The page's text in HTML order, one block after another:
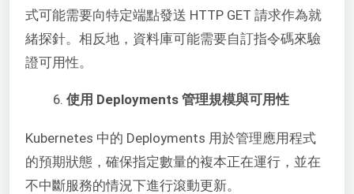
式可能需要向特定端點發送 HTTP GET 請求作為就
緒探針。相反地，資料庫可能需要自訂指令碼來驗
證可用性。
使用 Deployments 管理規模與可用性
Kubernetes 中的 Deployments 用於管理應用程式
的預期狀態，確保指定數量的複本正在運行，並在
不中斷服務的情況下進行滾動更新。